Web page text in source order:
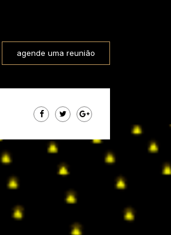
agende uma reunião